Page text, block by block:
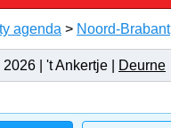
agenda > Noord-Brabant
| 't Ankertje | Deurne